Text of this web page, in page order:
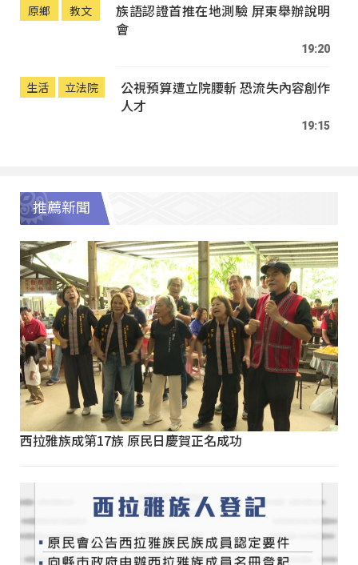
原鄉 教文
族語認證首推在地測驗 屏東舉辦說明
會
19:20
生活 立法院
公視預算遭立院腰斬 恐流失內容創作
人才
19:15
推薦新聞
西拉雅族成第17族 原民日慶賀正名成功